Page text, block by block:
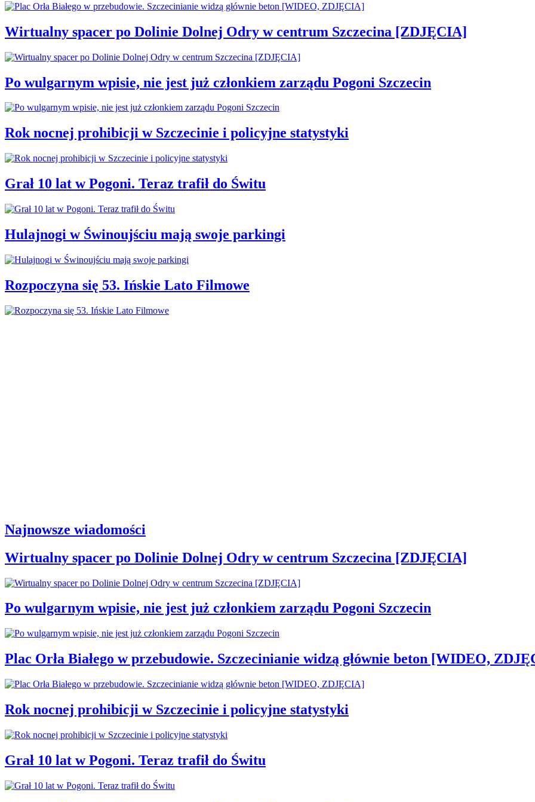
Wirtualny spacer po Dolinie Dolnej Odry w centrum Szczecina [ZDJĘCIA]
Po wulgarnym wpisie, nie jest już członkiem zarządu Pogoni Szczecin
Rok nocnej prohibicji w Szczecinie i policyjne statystyki
Grał 10 lat w Pogoni. Teraz trafił do Świtu
Hulajnogi w Świnoujściu mają swoje parkingi
Rozpoczyna się 53. Ińskie Lato Filmowe
Najnowsze wiadomości
Wirtualny spacer po Dolinie Dolnej Odry w centrum Szczecina [ZDJĘCIA]
Po wulgarnym wpisie, nie jest już członkiem zarządu Pogoni Szczecin
Plac Orła Białego w przebudowie. Szczecinianie widzą głównie beton [WIDEO,
Rok nocnej prohibicji w Szczecinie i policyjne statystyki
Grał 10 lat w Pogoni. Teraz trafił do Świtu